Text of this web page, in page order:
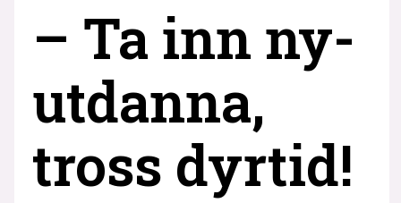
– Ta inn ny­
utdanna,
tross dyrtid!